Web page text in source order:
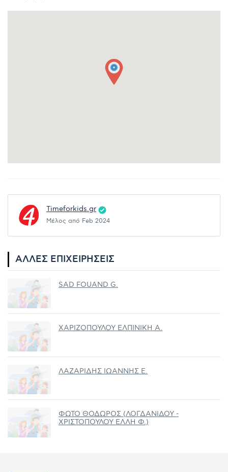
Timeforkids.gr
Μέλος από Feb 2024
ΆΛΛΕΣ ΕΠΙΧΕΙΡΉΣΕΙΣ
SAD FOUAND G.
ΧΑΡΙΖΟΠΟΥΛΟΥ ΕΛΠΙΝΙΚΗ Α.
ΛΑΖΑΡΙΔΗΣ ΙΩΑΝΝΗΣ Ε.
ΦΩΤΟ ΘΟΔΩΡΟΣ (ΛΟΓΔΑΝΙΔΟΥ -
ΧΡΙΣΤΟΠΟΥΛΟΥ ΕΛΛΗ Φ.)